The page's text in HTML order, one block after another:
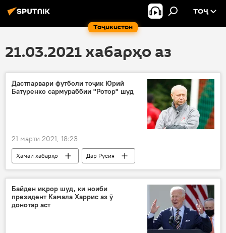
Тоҷикистон
ТОҶ
21.03.2021 хабарҳо аз
Дастпарвари футболи тоҷик Юрий
Батуренко сармураббии "Ротор" шуд
21 марти 2021, 18:23
Ҳамаи хабарҳо
Дар Русия
Навигариҳои варзиши Тоҷикистон
Байден иқрор шуд, ки ноиби
президент Камала Харрис аз ӯ
донотар аст